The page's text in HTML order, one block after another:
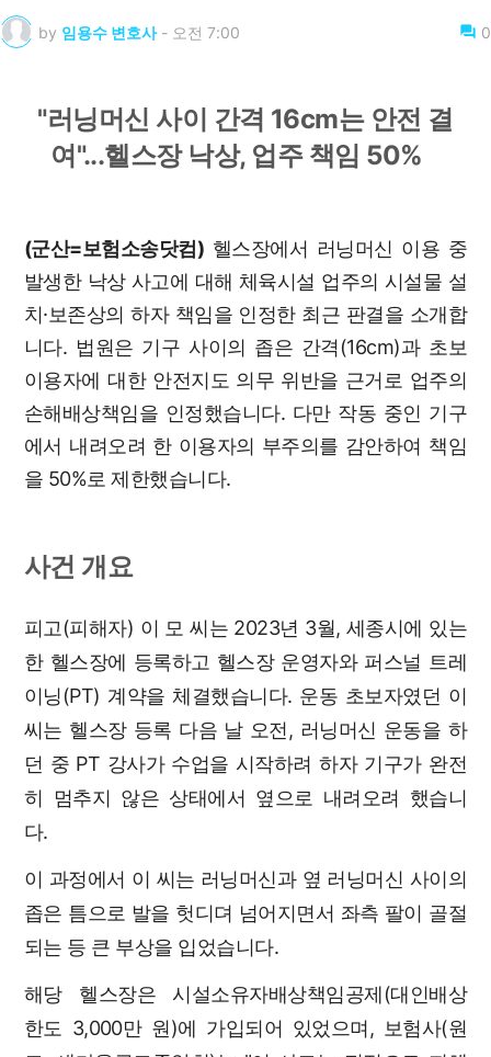
by 임용수 변호사 - 오전 7:00 0
"러닝머신 사이 간격 16cm는 안전 결
여"...헬스장 낙상, 업주 책임 50%
(군산=보험소송닷컴) 헬스장에서 러닝머신 이용 중
발생한 낙상 사고에 대해 체육시설 업주의 시설물 설
치·보존상의 하자 책임을 인정한 최근 판결을 소개합
니다. 법원은 기구 사이의 좁은 간격(16cm)과 초보
이용자에 대한 안전지도 의무 위반을 근거로 업주의
손해배상책임을 인정했습니다. 다만 작동 중인 기구
에서 내려오려 한 이용자의 부주의를 감안하여 책임
을 50%로 제한했습니다.
사건 개요
피고(피해자) 이 모 씨는 2023년 3월, 세종시에 있는
한 헬스장에 등록하고 헬스장 운영자와 퍼스널 트레
이닝(PT) 계약을 체결했습니다. 운동 초보자였던 이
씨는 헬스장 등록 다음 날 오전, 러닝머신 운동을 하
던 중 PT 강사가 수업을 시작하려 하자 기구가 완전
히 멈추지 않은 상태에서 옆으로 내려오려 했습니
다.
이 과정에서 이 씨는 러닝머신과 옆 러닝머신 사이의
좁은 틈으로 발을 헛디뎌 넘어지면서 좌측 팔이 골절
되는 등 큰 부상을 입었습니다.
해당 헬스장은 시설소유자배상책임공제(대인배상
한도 3,000만 원)에 가입되어 있었으며, 보험사(원